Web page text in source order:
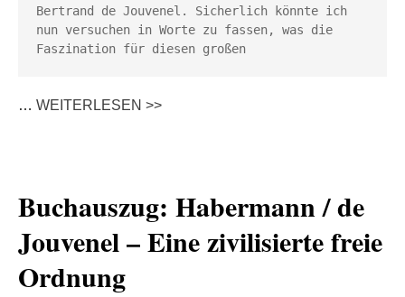
Bertrand de Jouvenel. Sicherlich könnte ich
nun versuchen in Worte zu fassen, was die
Faszination für diesen großen
… WEITERLESEN >>
Buchauszug: Habermann / de
Jouvenel – Eine zivilisierte freie
Ordnung